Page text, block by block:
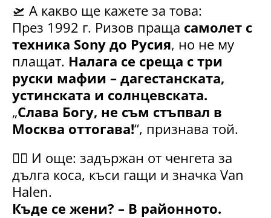
🛫 А какво ще кажете за това:
През 1992 г. Ризов праща самолет с
техника Sony до Русия, но не му
плащат. Налага се среща с три
руски мафии – дагестанската,
устинската и солнцевската.
„Слава Богу, не съм стъпвал в
Москва оттогава!“, признава той.
👮‍♂️ И още: задържан от ченгета за
дълга коса, къси гащи и значка Van
Halen.
Къде се жени? – В районното.